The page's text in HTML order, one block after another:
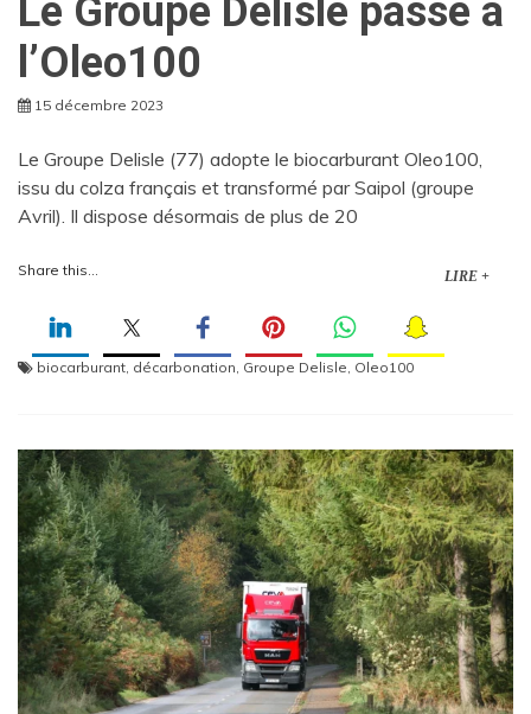
Le Groupe Delisle passe à
l’Oleo100
15 décembre 2023
Le Groupe Delisle (77) adopte le biocarburant Oleo100,
issu du colza français et transformé par Saipol (groupe
Avril). Il dispose désormais de plus de 20
Share this... LIRE +
biocarburant, décarbonation, Groupe Delisle, Oleo100